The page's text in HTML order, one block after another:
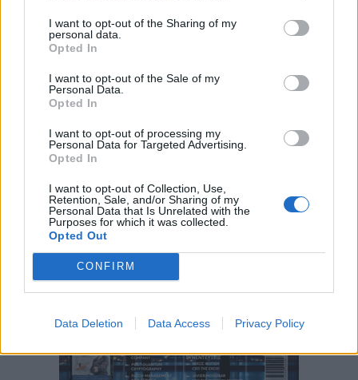
I want to opt-out of the Sharing of my
personal data.
Opted In
I want to opt-out of the Sale of my
Personal Data.
Opted In
I want to opt-out of processing my
Personal Data for Targeted Advertising.
Opted In
I want to opt-out of Collection, Use,
Retention, Sale, and/or Sharing of my
Personal Data that Is Unrelated with the
Purposes for which it was collected.
Opted Out
CONFIRM
Data Deletion Data Access Privacy Policy
ΤΕΛΕΥΤΑΙΟ ΤΕΥΧΟΣ